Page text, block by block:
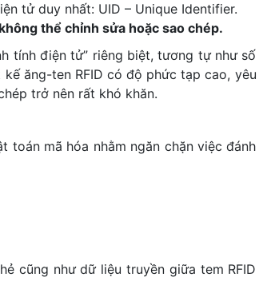
tử duy nhất: UID – Unique Identifier.
thể chỉnh sửa hoặc sao chép.
tính điện tử” riêng biệt, tương tự như số
ăng-ten RFID có độ phức tạp cao, yêu
trở nên rất khó khăn.
toán mã hóa nhằm ngăn chặn việc đánh
cũng như dữ liệu truyền giữa tem RFID